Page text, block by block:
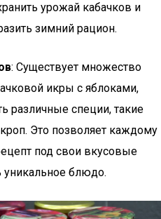
урожай кабачков и
зимний рацион.
: Существует множество
икры с яблоками,
различные специи, такие
Это позволяет каждому
под свои вкусовые
уникальное блюдо.